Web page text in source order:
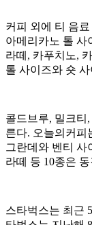
커피 외에 티 음
아메리카노 톨 사
라떼, 카푸치노,
톨 사이즈와 숏
콜드브루, 밀크티
른다. 오늘의커피
그란데와 벤티 사
라떼 등 10종은
스타벅스는 최근